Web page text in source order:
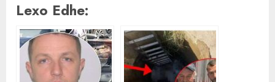
Lexo Edhe: